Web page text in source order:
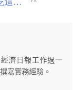
濟日報工作過一
寫實務經驗。